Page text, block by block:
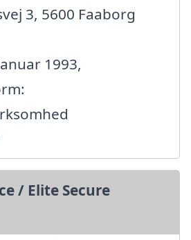
3, 5600 Faaborg
1993,
/ Elite Secure